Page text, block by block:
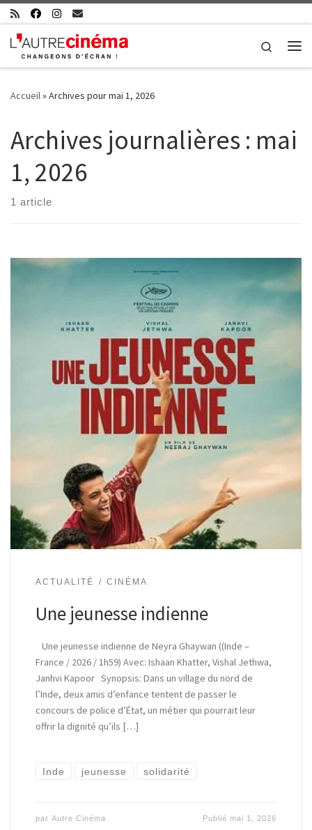
Skip to content
Search
Accueil»Archives pour mai 1, 2026
Archives journalières : mai
1, 2026
1 article
ACTUALITÉ CINÉMA
Une jeunesse indienne
Une jeunesse indienne de Neyra Ghaywan ((Inde –
France / 2026 / 1h59) Avec: Ishaan Khatter, Vishal Jethwa,
Janhvi Kapoor Synopsis: Dans un village du nord de
l’Inde, deux amis d’enfance tentent de passer le
concours de police d’État, un métier qui pourrait leur
offrir la dignité qu’ils […]
Inde jeunesse solidarité
par Autre Cinéma Publié mai 1, 2026